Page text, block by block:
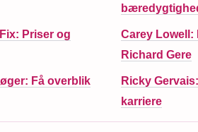
Priser og
Carey Lowell:
Richard Gere
Få overblik
Ricky
karriere